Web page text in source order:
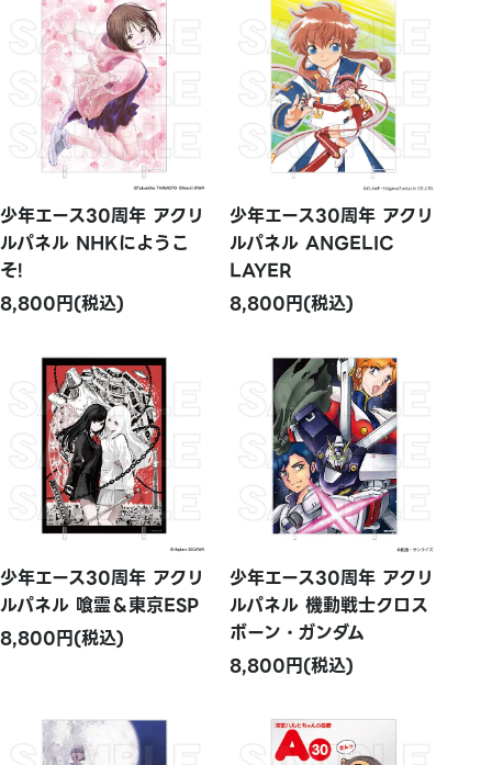
少年エース30周年 アクリ
ルパネル NHKにようこ
そ!
8,800円(税込)
少年エース30周年 アクリ
ルパネル ANGELIC
LAYER
8,800円(税込)
少年エース30周年 アクリ
ルパネル 喰霊＆東京ESP
8,800円(税込)
少年エース30周年 アクリ
ルパネル 機動戦士クロス
ボーン・ガンダム
8,800円(税込)